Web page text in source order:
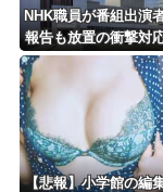
NHK職員が番組出演
報告も放置の衝撃対
と国分太一の事例も
者を守る」のか、指
蔽体質”
【悲報】小学館の編